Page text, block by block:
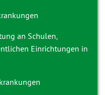
an Schulen,
Einrichtungen in